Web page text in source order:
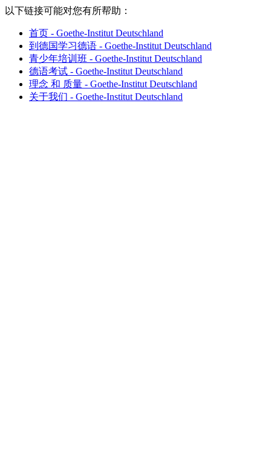
以下链接可能对您有所帮助：
首页 - Goethe-Institut Deutschland
到德国学习德语 - Goethe-Institut Deutschland
青少年培训班 - Goethe-Institut Deutschland
德语考试 - Goethe-Institut Deutschland
理念 和 质量 - Goethe-Institut Deutschland
关于我们 - Goethe-Institut Deutschland